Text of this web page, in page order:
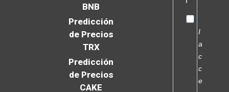
BNB
Predicción
de Precios
TRX
Predicción
de Precios
CAKE
I
a
c
c
e